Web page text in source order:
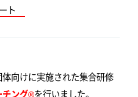
ト
向けに実施された集合研修
チング®を行いました。